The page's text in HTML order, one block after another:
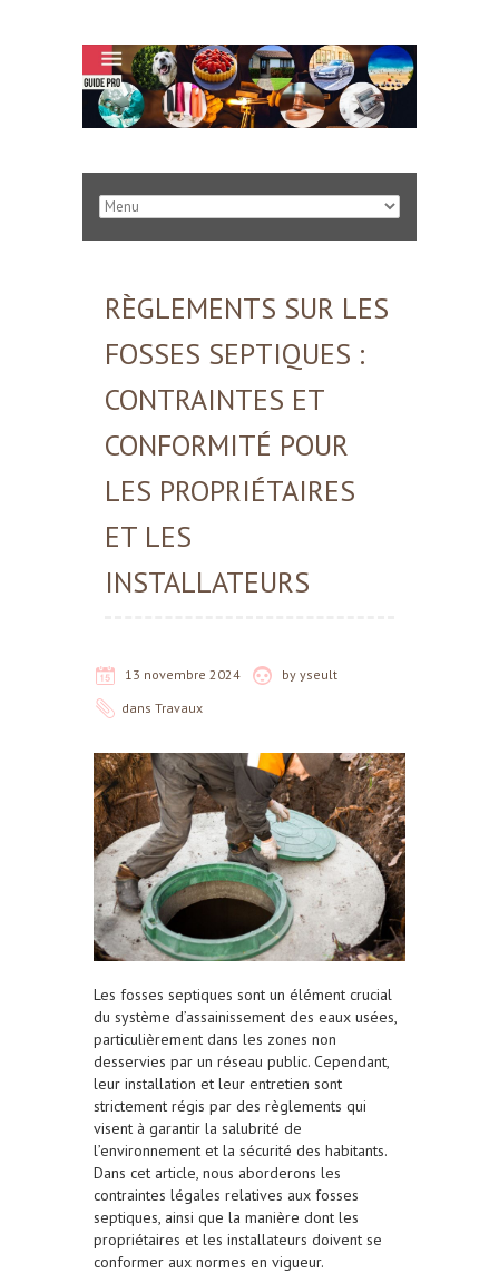
RÈGLEMENTS SUR LES
FOSSES SEPTIQUES :
CONTRAINTES ET
CONFORMITÉ POUR
LES PROPRIÉTAIRES
ET LES
INSTALLATEURS
13 novembre 2024 by yseult
dans Travaux
Les fosses septiques sont un élément crucial
du système d’assainissement des eaux usées,
particulièrement dans les zones non
desservies par un réseau public. Cependant,
leur installation et leur entretien sont
strictement régis par des règlements qui
visent à garantir la salubrité de
l’environnement et la sécurité des habitants.
Dans cet article, nous aborderons les
contraintes légales relatives aux fosses
septiques, ainsi que la manière dont les
propriétaires et les installateurs doivent se
conformer aux normes en vigueur.